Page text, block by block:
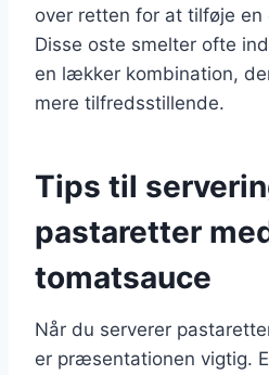
over retten for at tilføje en
Disse oste smelter ofte
en lækker kombination,
mere tilfredsstillende.
Tips til
pastaretter
tomatsauce
Når du serverer
er præsentationen vigtig.